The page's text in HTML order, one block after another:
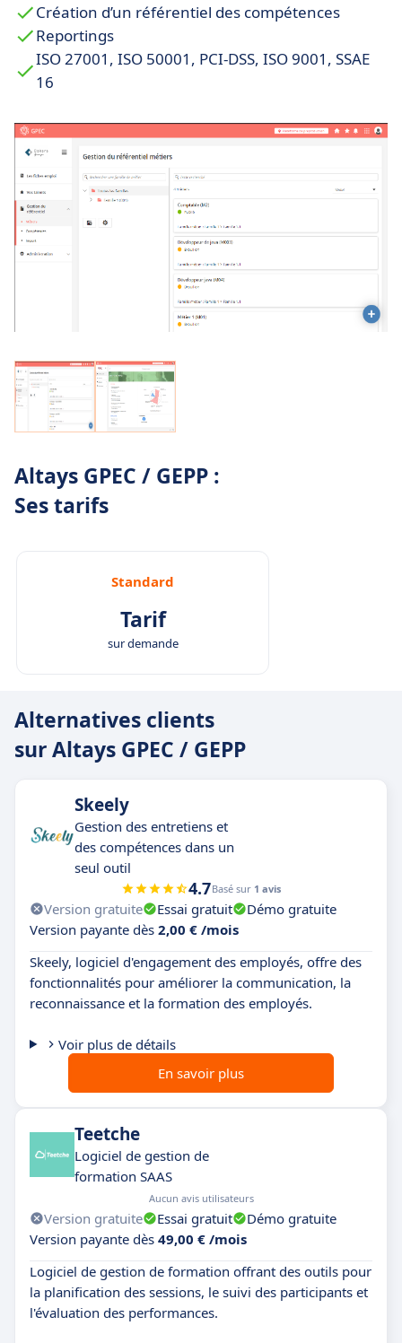
Création d’un référentiel des compétences
Reportings
ISO 27001, ISO 50001, PCI-DSS, ISO 9001, SSAE
16
Altays GPEC / GEPP :
Ses tarifs
Standard
Tarif
sur demande
Alternatives clients
sur Altays GPEC / GEPP
Skeely
Gestion des entretiens et
des compétences dans un
seul outil
4.7Basé sur 1 avis
Version gratuite Essai gratuit
Démo gratuite
Version payante dès 2,00 € /mois
Skeely, logiciel d'engagement des employés, offre des
fonctionnalités pour améliorer la communication, la
reconnaissance et la formation des employés.
Voir plus de détails
En savoir plus
Teetche
Logiciel de gestion de
formation SAAS
Aucun avis utilisateurs
Version gratuite Essai gratuit
Démo gratuite
Version payante dès 49,00 € /mois
Logiciel de gestion de formation offrant des outils pour
la planification des sessions, le suivi des participants et
l'évaluation des performances.